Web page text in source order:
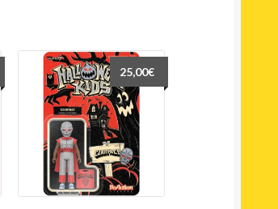
25,00€